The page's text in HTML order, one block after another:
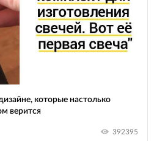
которые настолько
верится
392395